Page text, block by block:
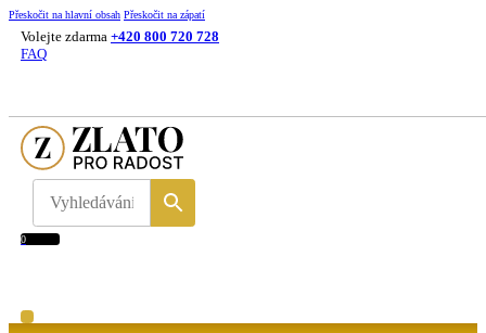
Přeskočit na hlavní obsah Přeskočit na zápatí
Volejte zdarma +420 800 720 728
FAQ
0